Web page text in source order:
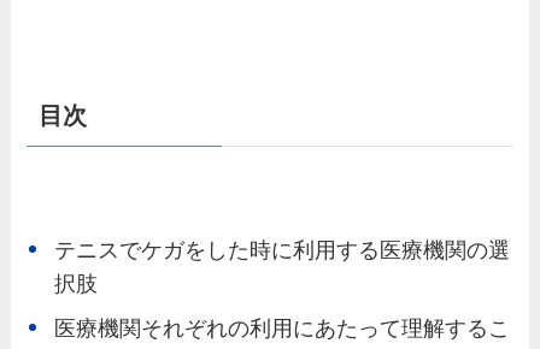
目次
テニスでケガをした時に利用する医療機関の選
択肢
医療機関それぞれの利用にあたって理解するこ